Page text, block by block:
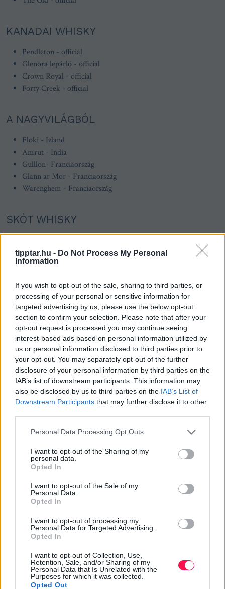
tipptar.hu - Do Not Process My Personal
Information
If you wish to opt-out of the sale, sharing to third parties, or
processing of your personal or sensitive information for
targeted advertising by us, please use the below opt-out
section to confirm your selection. Please note that after your
opt-out request is processed you may continue seeing
interest-based ads based on personal information utilized by
us or personal information disclosed to third parties prior to
your opt-out. You may separately opt-out of the further
disclosure of your personal information by third parties on the
IAB’s list of downstream participants. This information may
also be disclosed by us to third parties on the IAB’s List of
Downstream Participants that may further disclose it to other
Please note that this website/app uses one or more Google
not limited to your visit or usage behaviour. You may click to
grant or deny consent to Google and its third-party tags to
use your data for below specified purposes in below Google
consent section.
Personal Data Processing Opt Outs
I want to opt-out of the Sharing of my
personal data.
Opted In
I want to opt-out of the Sale of my
Personal Data.
Opted In
I want to opt-out of processing my
Personal Data for Targeted Advertising.
Opted In
I want to opt-out of Collection, Use,
Retention, Sale, and/or Sharing of my
Personal Data that Is Unrelated with the
Purposes for which it was collected.
Opted Out
KANADAI WHISKY
Pendleton - official
Glenora lepárló - official
Crown Royal - official
Forty Creek - official
A NAGYVILÁGBÓL
Floki - Izland
Amrut - India
Gulllon- Franciaország
Glann ar Mor - Franciaország
Warenghem - Franciaország
SKÓT WHISKY
Chivas Regal - Official
The Famous Grouse - official
Glenlivet - official
Highland Park - official
Bowmore - official
OLd Pulteney - official
Black Bull - official
Macallan - official
Ardbeg - official
Monkey Shoulder - official
Janes Eadies - official
ÍR WHISKEY
Bushmills - official
Paddy - official
Sexton - official
Jameson - official
Teeling - official
Connemara - official
Slane - official
Midleton Very Rare - official